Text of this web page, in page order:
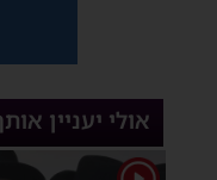
אולי יעניין
1